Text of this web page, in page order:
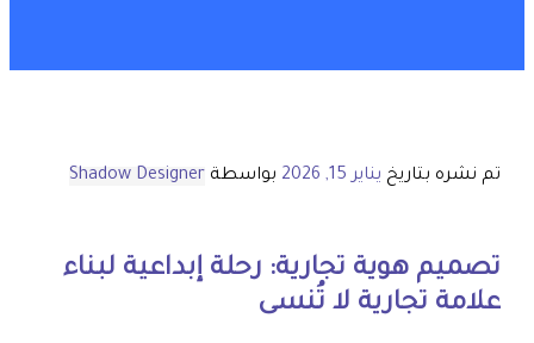
تم نشره بتاريخ يناير 15, 2026 بواسطة Shadow Designer
تصميم هوية تجارية: رحلة إبداعية لبناء
علامة تجارية لا تُنسى